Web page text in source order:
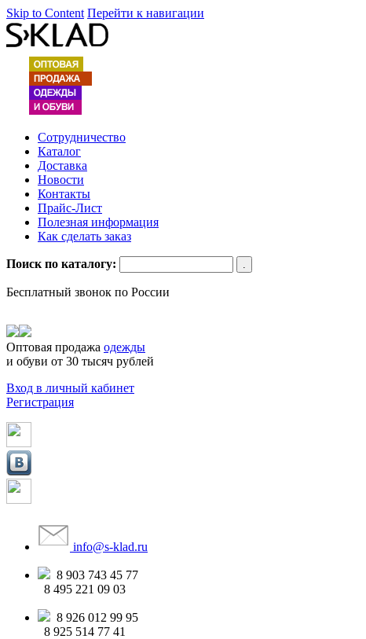
Skip to Content Перейти к навигации
Сотрудничество
Каталог
Доставка
Новости
Контакты
Прайс-Лист
Полезная информация
Как сделать заказ
Поиск по каталогу:
Бесплатный звонок по России
Оптовая продажа одежды
и обуви от 30 тысяч рублей
Вход в личный кабинет
Регистрация
info@s-klad.ru
8 903 743 45 77
8 495 221 09 03
8 926 012 99 95
8 925 514 77 41